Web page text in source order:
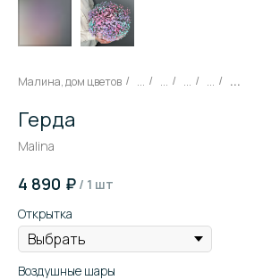
Малина, дом цветов / ... / ... / ... / ... / ...
Герда
Malina
4 890 ₽ / 1 шт
Открытка
Воздушные шары